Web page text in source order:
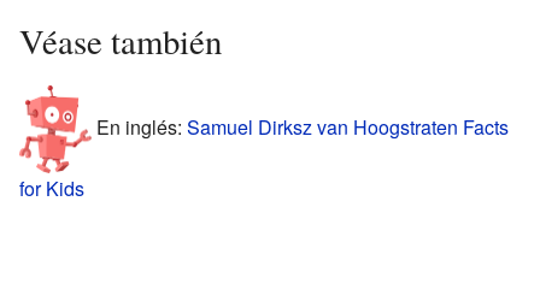
Véase también
En inglés: Samuel Dirksz van Hoogstraten Facts
for Kids